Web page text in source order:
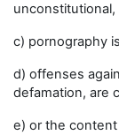
unconstitutional,
c) pornography
d) offenses
defamation, are
e) or the